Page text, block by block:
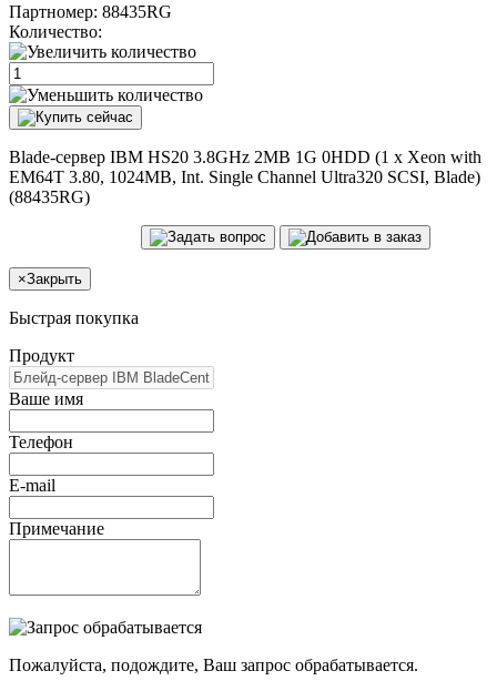
Партномер: 88435RG
Количество:
Blade-сервер IBM HS20 3.8GHz 2MB 1G 0HDD (1 x Xeon with
EM64T 3.80, 1024MB, Int. Single Channel Ultra320 SCSI, Blade)
(88435RG)
×Закрыть
Быстрая покупка
Продукт
Ваше имя
Телефон
E-mail
Примечание
Пожалуйста, подождите, Ваш запрос обрабатывается.